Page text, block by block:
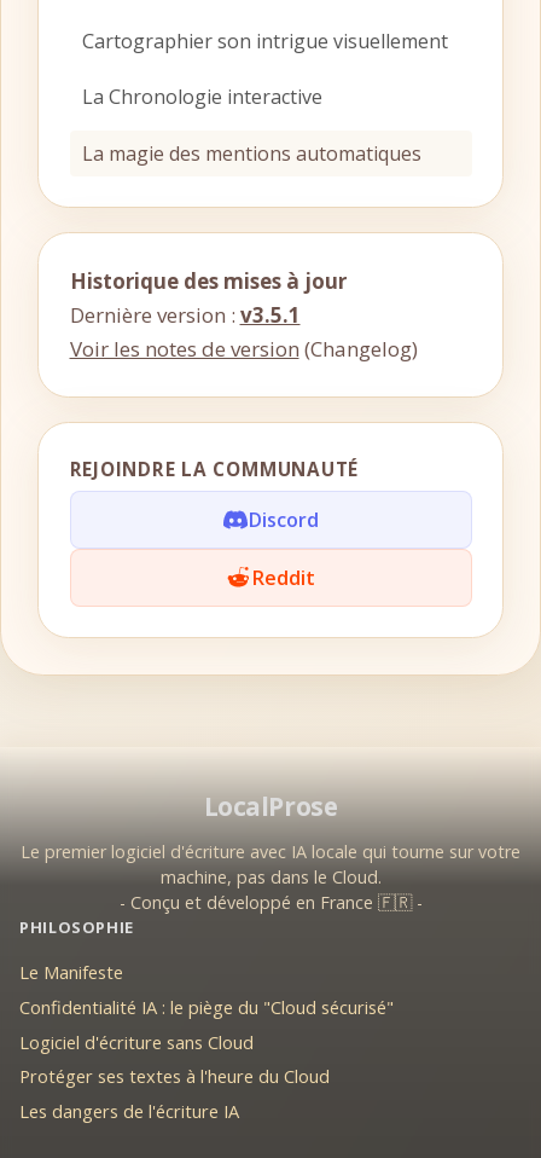
Cartographier son intrigue visuellement
La Chronologie interactive
La magie des mentions automatiques
Historique des mises à jour
Dernière version : v3.5.1
Voir les notes de version (Changelog)
REJOINDRE LA COMMUNAUTÉ
Discord
Reddit
LocalProse
Le premier logiciel d'écriture avec IA locale qui tourne sur votre
machine, pas dans le Cloud.
- Conçu et développé en France 🇫🇷 -
PHILOSOPHIE
Le Manifeste
Confidentialité IA : le piège du "Cloud sécurisé"
Logiciel d'écriture sans Cloud
Protéger ses textes à l'heure du Cloud
Les dangers de l'écriture IA